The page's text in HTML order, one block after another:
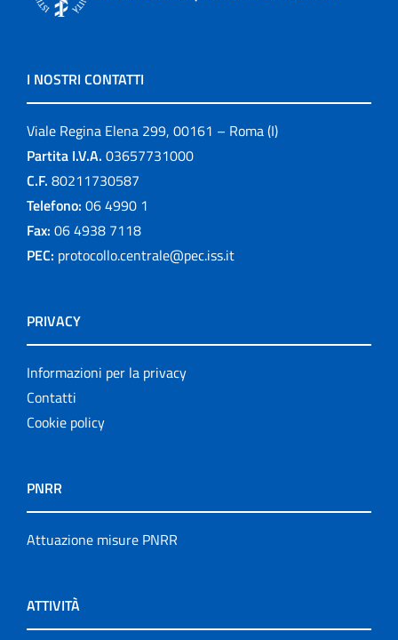
I NOSTRI CONTATTI
Viale Regina Elena 299, 00161 – Roma (I)
Partita I.V.A. 03657731000
C.F. 80211730587
Telefono: 06 4990 1
Fax: 06 4938 7118
PEC: protocollo.centrale@pec.iss.it
PRIVACY
Informazioni per la privacy
Contatti
Cookie policy
PNRR
Attuazione misure PNRR
ATTIVITÀ